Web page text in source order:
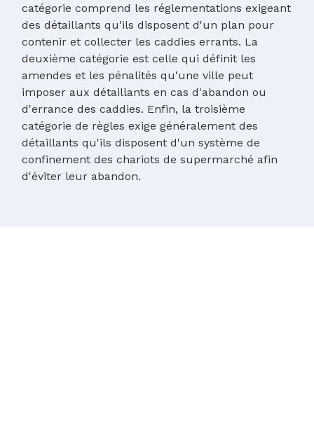
catégorie comprend les réglementations exigeant
des détaillants qu'ils disposent d'un plan pour
contenir et collecter les caddies errants. La
deuxième catégorie est celle qui définit les
amendes et les pénalités qu'une ville peut
imposer aux détaillants en cas d'abandon ou
d'errance des caddies. Enfin, la troisième
catégorie de règles exige généralement des
détaillants qu'ils disposent d'un système de
confinement des chariots de supermarché afin
d'éviter leur abandon.